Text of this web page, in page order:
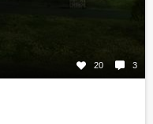
20 3